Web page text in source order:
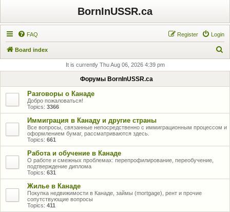
BornInUSSR.ca
FAQ Login
Register
Board index
r
It is currently Thu Aug 06, 2026 4:39 pm
Форумы BornInUSSR.ca
Разговоры о Канаде
Добро пожаловаться!
Topics: 3366
Иммиграция в Канаду и другие страны
Все вопросы, связанные непосредственно с иммиграционным процессом и
оформлением бумаг, рассматриваются здесь.
Topics: 661
Работа и обучение в Канаде
О работе и смежных проблемах: перепрофилирование, переобучение,
подтверждение диплома
Topics: 631
Жилье в Канаде
Покупка недвижимости в Канаде, займы (mortgage), рент и прочие
сопутствующие вопросы
Topics: 411